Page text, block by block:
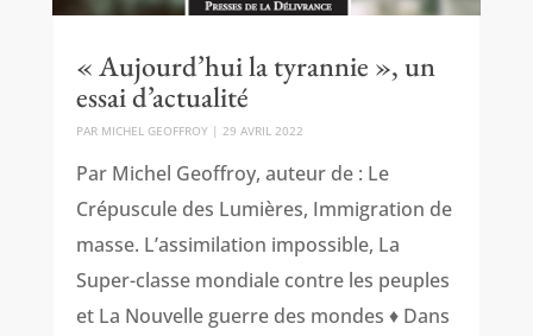
« Aujourd’hui la tyrannie », un
essai d’actualité
PAR MICHEL GEOFFROY| 29 AVRIL 2022
Par Michel Geoffroy, auteur de : Le
Crépuscule des Lumières, Immigration de
masse. L’assimilation impossible, La
Super-classe mondiale contre les peuples
et La Nouvelle guerre des mondes ♦ Dans